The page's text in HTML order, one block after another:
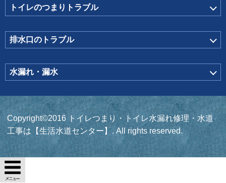
トイレのつまりトラブル
排水口のトラブル
水漏れ・漏水
Copyright©2016 トイレつまり・トイレ水漏れ修理・水道
工事は【生活水道センター】. All rights reserved.